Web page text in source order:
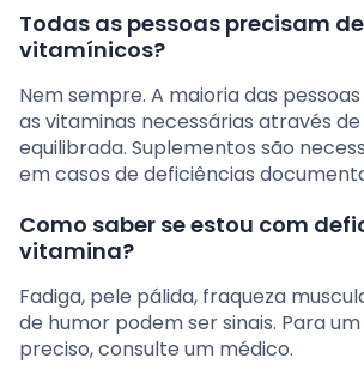
Todas as pessoas precisam
vitamínicos?
Nem sempre. A maioria das
as vitaminas necessárias através
equilibrada. Suplementos são
em casos de deficiências
Como saber se estou com
vitamina?
Fadiga, pele pálida, fraqueza
de humor podem ser sinais. Para
preciso, consulte um médico.